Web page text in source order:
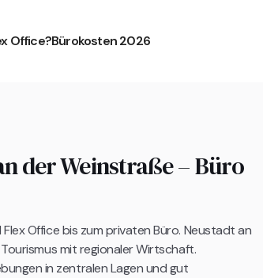
Office?Bürokosten 2026
der Weinstraße – Büro
Office bis zum privaten Büro. Neustadt an
mit regionaler Wirtschaft.
in zentralen Lagen und gut